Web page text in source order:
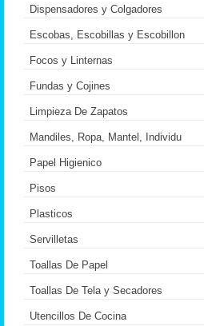
Dispensadores y Colgadores
Escobas, Escobillas y Escobillon
Focos y Linternas
Fundas y Cojines
Limpieza De Zapatos
Mandiles, Ropa, Mantel, Individu
Papel Higienico
Pisos
Plasticos
Servilletas
Toallas De Papel
Toallas De Tela y Secadores
Utencillos De Cocina